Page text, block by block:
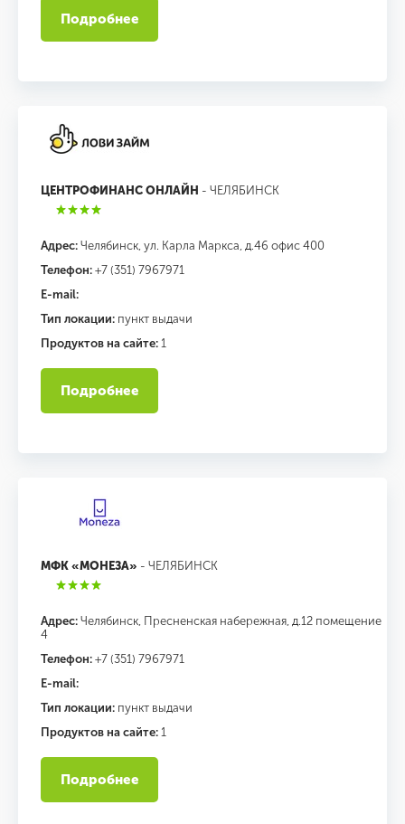
Подробнее
ЦЕНТРОФИНАНС ОНЛАЙН - ЧЕЛЯБИНСК
Адрес: Челябинск, ул. Карла Маркса, д.46 офис 400
Телефон: +7 (351) 7967971
E-mail:
Тип локации: пункт выдачи
Продуктов на сайте: 1
Подробнее
МФК «МОНЕЗА» - ЧЕЛЯБИНСК
Адрес: Челябинск, Пресненская набережная, д.12 помещение
4
Телефон: +7 (351) 7967971
E-mail:
Тип локации: пункт выдачи
Продуктов на сайте: 1
Подробнее